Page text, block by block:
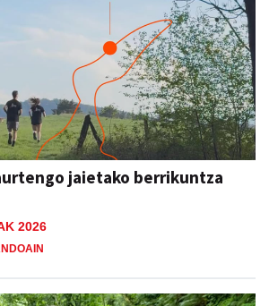
jaietako berrikuntza
2026